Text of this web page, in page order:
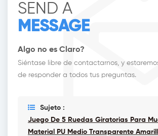
SEND A
MESSAGE
Algo no es Claro?
Siéntase libre de contactarnos, y
de responder a todos tus preguntas.
Sujeto :
Juego De 5 Ruedas Giratorias Para
Material PU Medio Transparente